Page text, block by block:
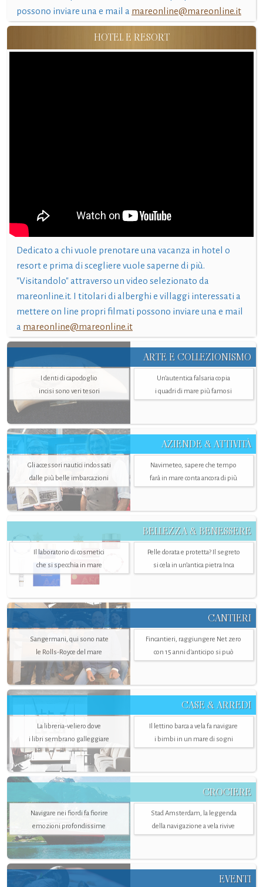
possono inviare una e mail a mareonline@mareonline.it
HOTEL E RESORT
Dedicato a chi vuole prenotare una vacanza in hotel o
resort e prima di scegliere vuole saperne di più.
"Visitandolo" attraverso un video selezionato da
mareonline.it. I titolari di alberghi e villaggi interessati a
mettere on line propri filmati possono inviare una e mail
a mareonline@mareonline.it
ARTE E COLLEZIONISMO
I denti di capodoglio
incisi sono veri tesori
Un’autentica falsaria copia
i quadri di mare più famosi
AZIENDE & ATTIVITÀ
Gli accessori nautici indossati
dalle più belle imbarcazioni
Navimeteo, sapere che tempo
farà in mare conta ancora di più
BELLEZZA & BENESSERE
Il laboratorio di cosmetici
che si specchia in mare
Pelle dorata e protetta? Il segreto
si cela in un’antica pietra Inca
CANTIERI
Sangermani, qui sono nate
le Rolls-Royce del mare
Fincantieri, raggiungere Net zero
con 15 anni d'anticipo si può
CASE & ARREDI
La libreria-veliero dove
i libri sembrano galleggiare
Il lettino barca a vela fa navigare
i bimbi in un mare di sogni
CROCIERE
Navigare nei fiordi fa fiorire
emozioni profondissime
Stad Amsterdam, la leggenda
della navigazione a vela rivive
EVENTI